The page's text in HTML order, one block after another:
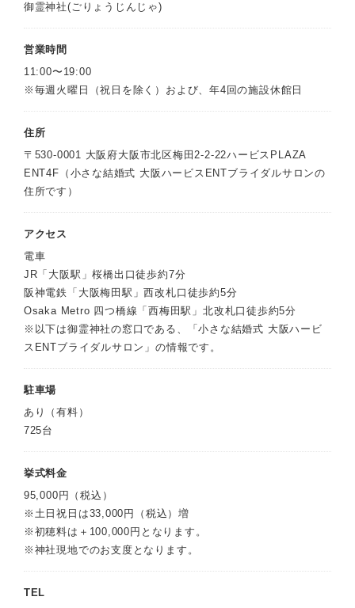
御霊神社(ごりょうじんじゃ)
営業時間
11:00〜19:00
※毎週火曜日（祝日を除く）および、年4回の施設休館日
住所
〒530-0001 大阪府大阪市北区梅田2-2-22ハービスPLAZA
ENT4F（小さな結婚式 大阪ハービスENTブライダルサロンの
住所です）
アクセス
電車
JR「大阪駅」桜橋出口徒歩約7分
阪神電鉄「大阪梅田駅」西改札口徒歩約5分
Osaka Metro 四つ橋線「西梅田駅」北改札口徒歩約5分
※以下は御霊神社の窓口である、「小さな結婚式 大阪ハービ
スENTブライダルサロン」の情報です。
駐車場
あり（有料）
725台
挙式料金
95,000円（税込）
※土日祝日は33,000円（税込）増
※初穂料は＋100,000円となります。
※神社現地でのお支度となります。
TEL